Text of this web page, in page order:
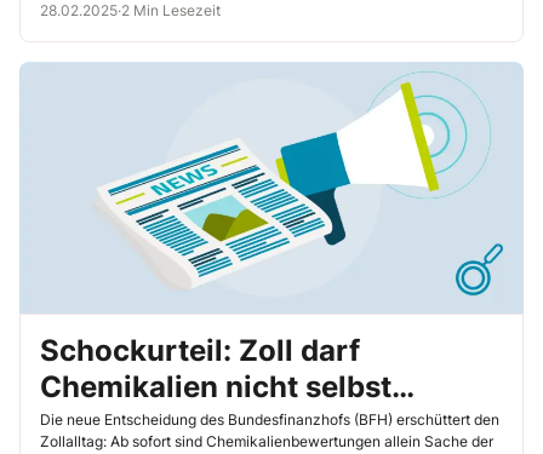
28.02.2025·2 Min Lesezeit
Schockurteil: Zoll darf
Chemikalien nicht selbst
bewerten – so vermeiden Sie
Die neue Entscheidung des Bundesfinanzhofs (BFH) erschüttert den
Zollalltag: Ab sofort sind Chemikalienbewertungen allein Sache der